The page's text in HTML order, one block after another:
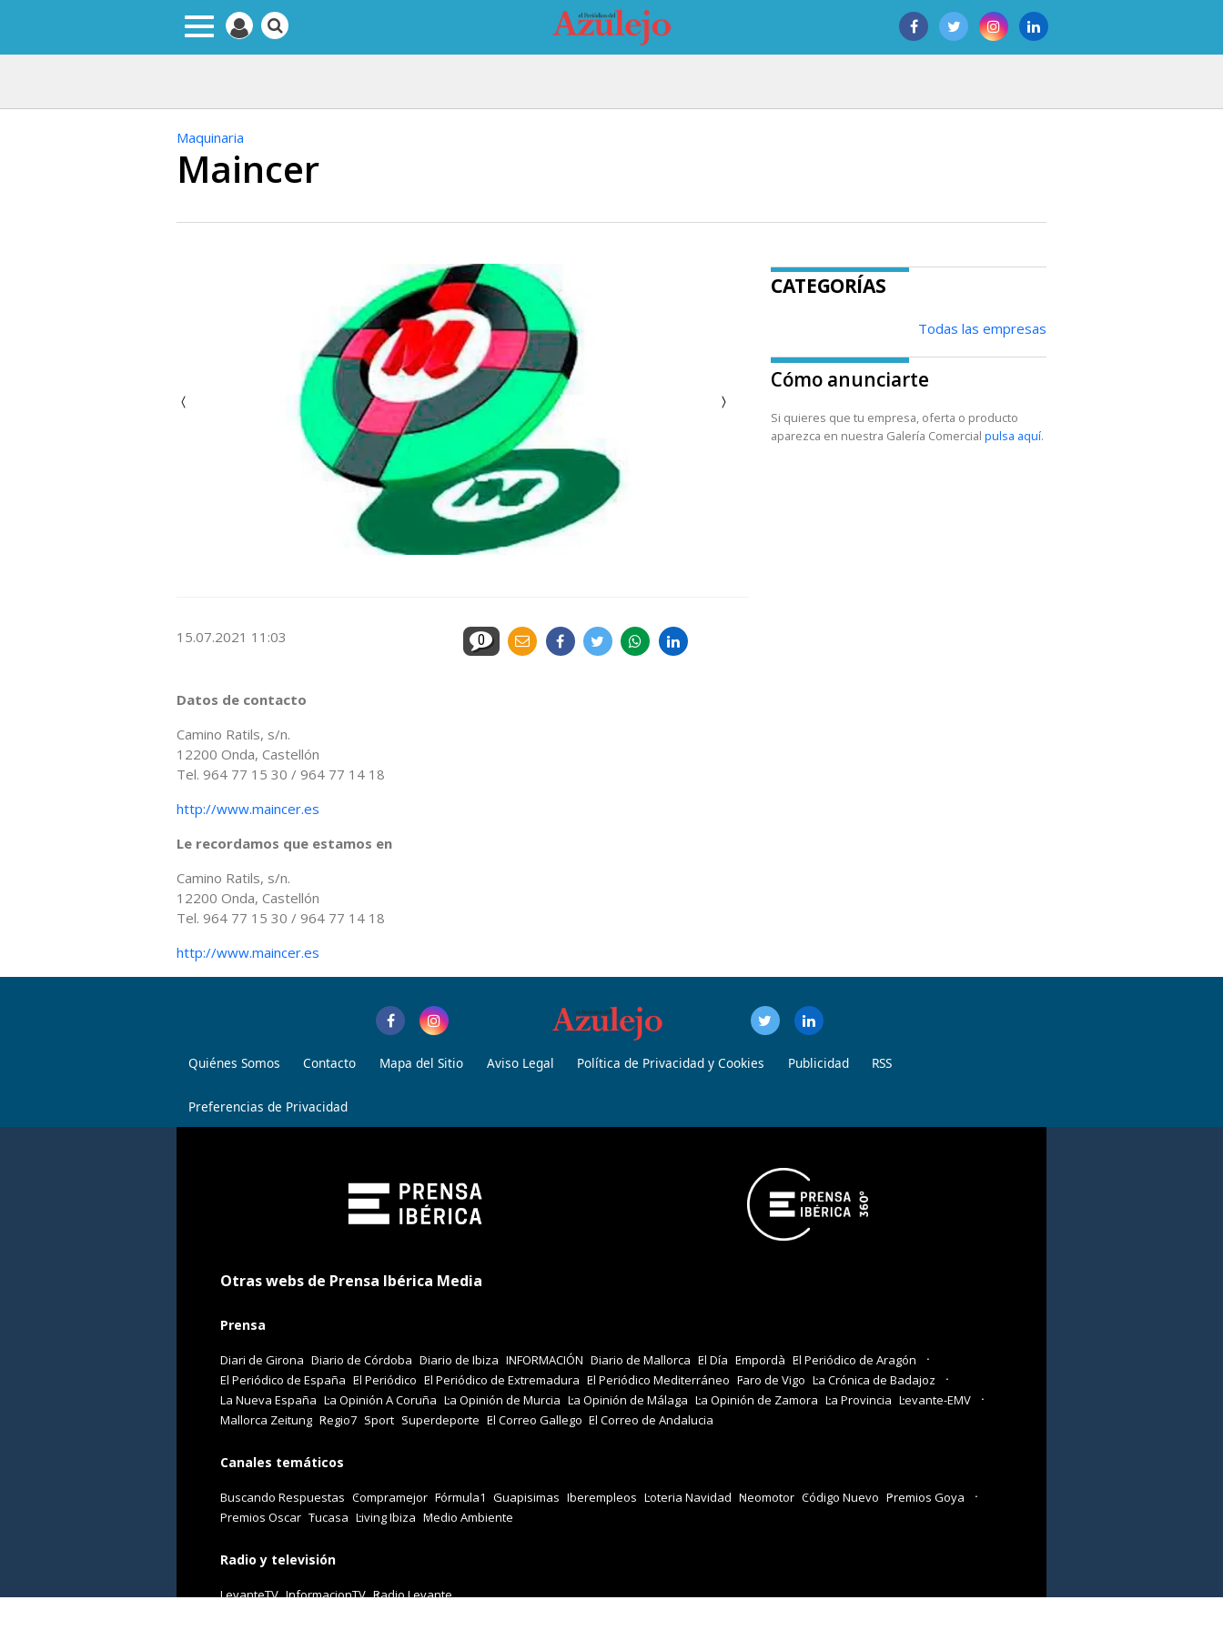
Maquinaria
Maincer
15.07.2021 11:03 0
Datos de contacto
Camino Ratils, s/n.
12200 Onda, Castellón
Tel. 964 77 15 30 / 964 77 14 18
http://www.maincer.es
Le recordamos que estamos en
Camino Ratils, s/n.
12200 Onda, Castellón
Tel. 964 77 15 30 / 964 77 14 18
http://www.maincer.es
CATEGORÍAS
Todas las empresas
Cómo anunciarte
Si quieres que tu empresa, oferta o producto
aparezca en nuestra Galería Comercialpulsa aquí.
Quiénes Somos Contacto Mapa del Sitio Aviso Legal Política de Privacidad y Cookies Publicidad RSS
Preferencias de Privacidad
Otras webs de Prensa Ibérica Media
Prensa
Diari de Girona Diario de Córdoba Diario de Ibiza INFORMACIÓN Diario de Mallorca El Día Empordà El Periódico de Aragón
El Periódico de España El Periódico El Periódico de Extremadura El Periódico Mediterráneo Faro de Vigo La Crónica de Badajoz
La Nueva España La Opinión A Coruña La Opinión de Murcia La Opinión de Málaga La Opinión de Zamora La Provincia Levante-EMV
Mallorca Zeitung Regio7 Sport Superdeporte El Correo Gallego El Correo de Andalucia
Canales temáticos
Buscando Respuestas Compramejor Fórmula1 Guapisimas Iberempleos Loteria Navidad Neomotor Código Nuevo Premios Goya
Premios Oscar Tucasa Living Ibiza Medio Ambiente
Radio y televisión
LevanteTV InformacionTV Radio Levante